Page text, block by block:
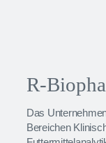
R-
Das
Bereichen